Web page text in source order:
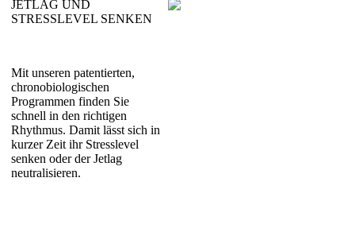
JETLAG UND
STRESSLEVEL SENKEN
Mit unseren patentierten,
chronobiologischen
Programmen finden Sie
schnell in den richtigen
Rhythmus. Damit lässt sich in
kurzer Zeit ihr Stress­level
senken oder der Jet­lag
neutralisieren.